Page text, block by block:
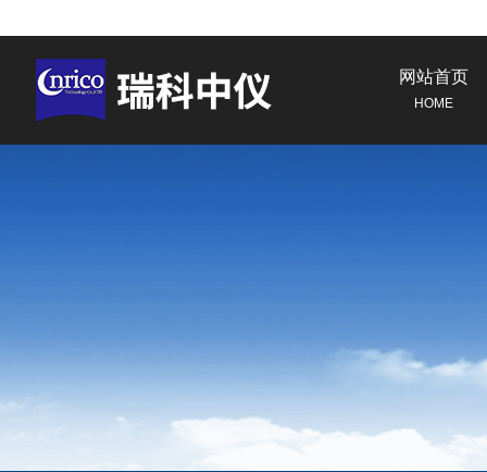
网站首页
HOME